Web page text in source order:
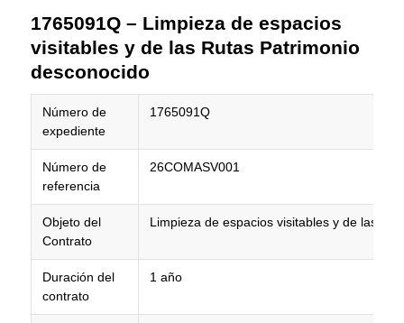
1765091Q – Limpieza de espacios
visitables y de las Rutas Patrimonio
desconocido
Número de
expediente
1765091Q
Número de
referencia
26COMASV001
Objeto del
Contrato
Limpieza de espacios visitables y de las
Duración del
contrato
1 año